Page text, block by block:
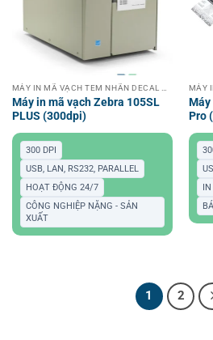
Máy in mã vạch Zebra 105SL
PLUS (300dpi)
300 DPI
USB, LAN, RS232, PARALLEL
HOẠT ĐỘNG 24/7
CÔNG NGHIỆP NẶNG - SẢN
XUẤT
Máy
Pro
1 2